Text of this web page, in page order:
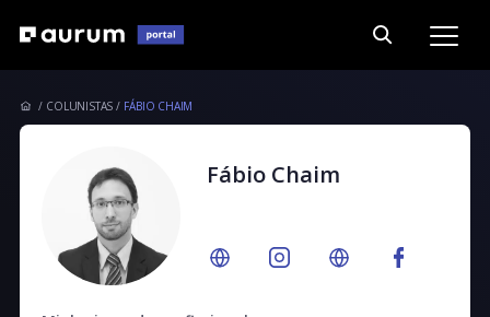
COLUNISTAS FÁBIO CHAIM
Fábio Chaim